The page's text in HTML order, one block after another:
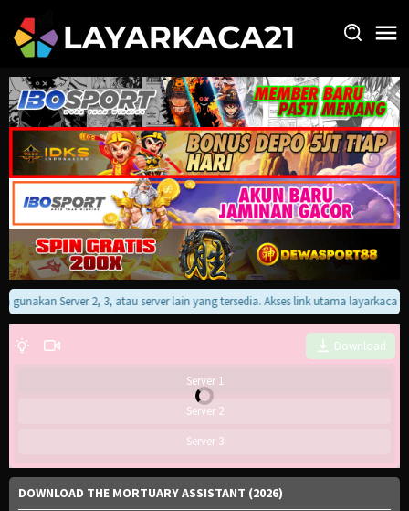
konten
Server 2, 3, atau server lain yang tersedia. Akses link utama layarkaca
Download
Server 1
Server 2
Server 3
DOWNLOAD THE MORTUARY ASSISTANT (2026)